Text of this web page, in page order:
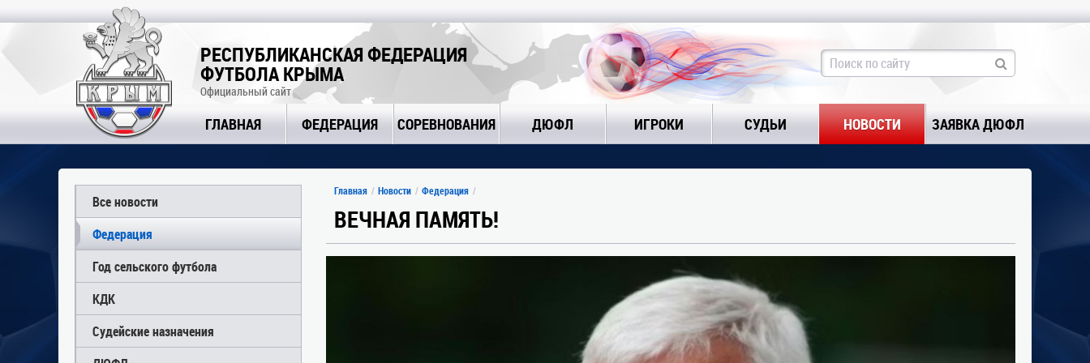
РЕСПУБЛИКАНСКАЯ ФЕДЕРАЦИЯ
ФУТБОЛА КРЫМА
Официальный сайт
ГЛАВНАЯ ФЕДЕРАЦИЯ СОРЕВНОВАНИЯ ДЮФЛ ИГРОКИ СУДЬИ НОВОСТИ ЗАЯВКА ДЮФЛ
Все новости
Федерация
Год сельского футбола
КДК
Судейские назначения
Главная Новости Федерация
ВЕЧНАЯ ПАМЯТЬ!